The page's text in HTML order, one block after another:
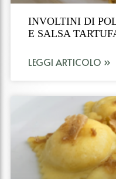
INVOLTINI DI
E SALSA
LEGGI ARTICOLO »